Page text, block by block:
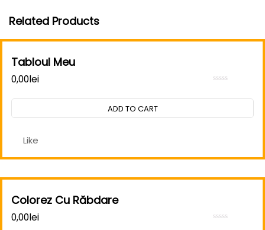
Related Products
Tabloul Meu
5
0,00lei
ADD TO CART
Like
Colorez Cu Răbdare
0,00lei